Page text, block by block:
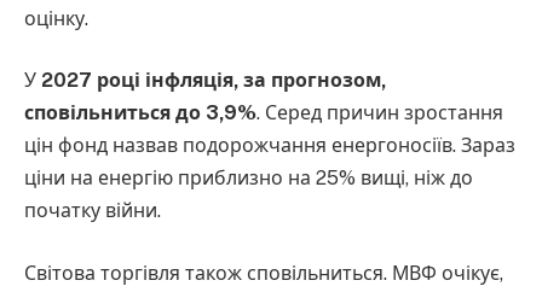
оцінку.
У 2027 році інфляція, за прогнозом,
сповільниться до 3,9%. Серед причин зростання
цін фонд назвав подорожчання енергоносіїв. Зараз
ціни на енергію приблизно на 25% вищі, ніж до
початку війни.
Світова торгівля також сповільниться. МВФ очікує,